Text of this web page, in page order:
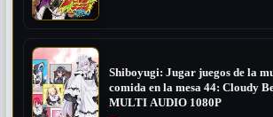
Shiboyugi: Jugar juegos de la
comida en la mesa 44: Cloudy
MULTI AUDIO 1080P